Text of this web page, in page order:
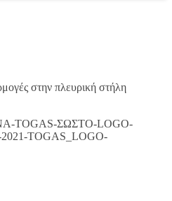
στην πλευρική στήλη